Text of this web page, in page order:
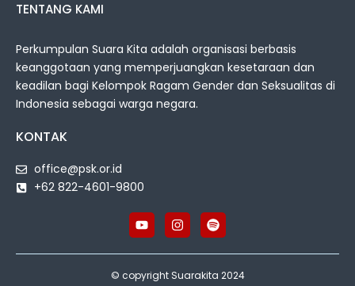
TENTANG KAMI
Perkumpulan Suara Kita adalah organisasi berbasis
keanggotaan yang memperjuangkan kesetaraan dan
keadilan bagi Kelompok Ragam Gender dan Seksualitas di
Indonesia sebagai warga negara.
KONTAK
office@psk.or.id
+62 822-4601-9800
© copyright Suarakita 2024